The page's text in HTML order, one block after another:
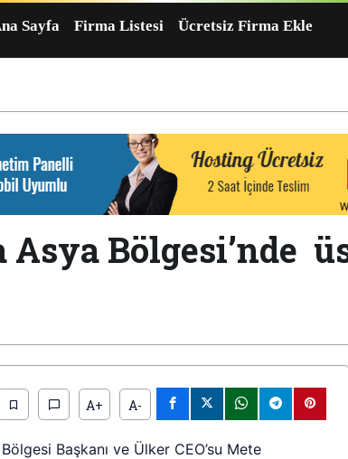
Sayfa Firma Listesi Ücretsiz Firma Ekle
Bölgesi’nde
A+ A-
Başkanı ve Ülker CEO’su Mete